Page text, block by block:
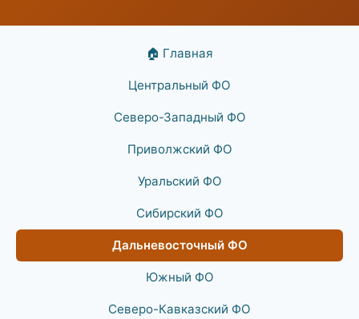
🏠 Главная
Центральный ФО
Северо-Западный ФО
Приволжский ФО
Уральский ФО
Сибирский ФО
Дальневосточный ФО
Южный ФО
Северо-Кавказский ФО